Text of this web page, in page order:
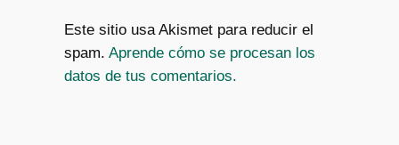
Este sitio usa Akismet para reducir el
spam. Aprende cómo se procesan los
datos de tus comentarios.